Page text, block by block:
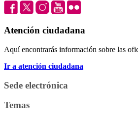
Atención ciudadana
Aquí encontrarás información sobre las
Ir a atención ciudadana
Sede electrónica
Temas